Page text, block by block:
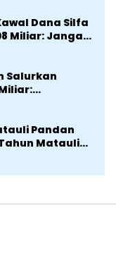
Dana Silfa
Miliar: Jangan
dan Provinsi
Salurkan
Korban
Pandan
Matauli